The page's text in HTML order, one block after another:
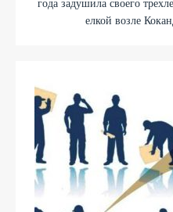
года задушила своего
елкой возле